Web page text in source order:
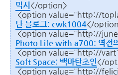
믹시 </option>
<option value="http://
난 블로그: cwk1004</
<option value="http://
Photo Life with a700: 역전
<option value="http://
Soft Space: 백마탄초인</
<option value="http://